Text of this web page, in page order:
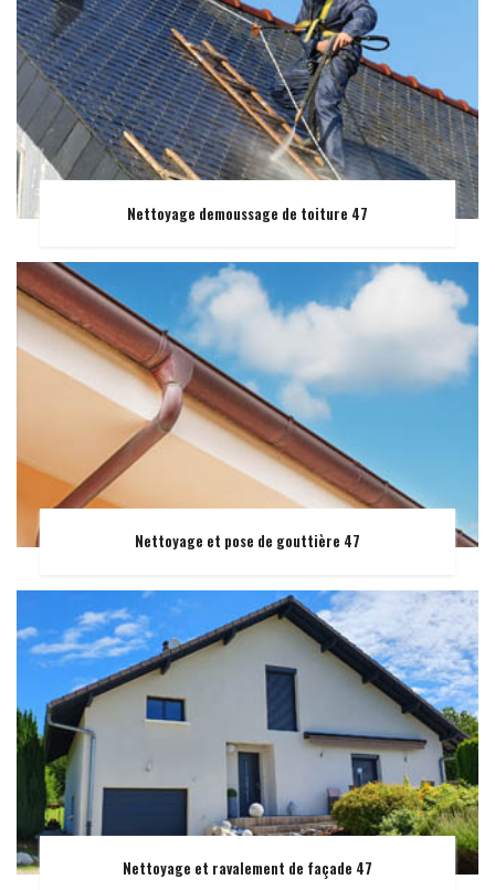
Nettoyage demoussage de toiture 47
Nettoyage et pose de gouttière 47
Nettoyage et ravalement de façade 47